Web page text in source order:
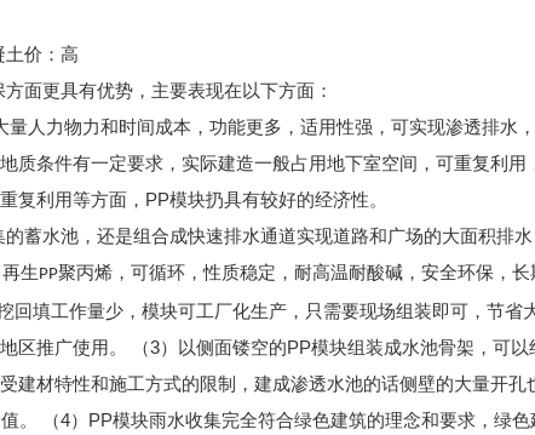
土价：高
面更具有优势，主要表现在以下方面：
量人力物力和时间成本，功能更多，适用性强，可实现渗透排水
质条件有一定要求，实际建造一般占用地下室空间，可重复利用
复利用等方面，PP模块扔具有较好的经济性。
蓄水池，还是组合成快速排水通道实现道路和广场的大面积排
生PP聚丙烯，可循环，性质稳定，耐高温耐酸碱，安全环保，
回填工作量少，模块可工厂化生产，只需要现场组装即可，节
区推广使用。
（3）以侧面镂空的PP模块组装成水池骨架，可
建材特性和施工方式的限制，建成渗透水池的话侧壁的大量开
。 （4）PP模块雨水收集完全符合绿色建筑的理念和要求，绿